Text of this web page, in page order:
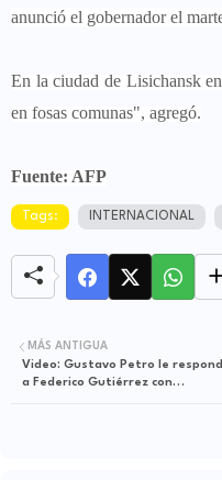
anunció el gobernador el
En la ciudad de Lisichansk
en fosas comunas", agregó.
Fuente: AFP
Tags: INTERNACIONAL
MÁS ANTIGUA
Video: Gustavo Petro le
a Federico Gutiérrez con